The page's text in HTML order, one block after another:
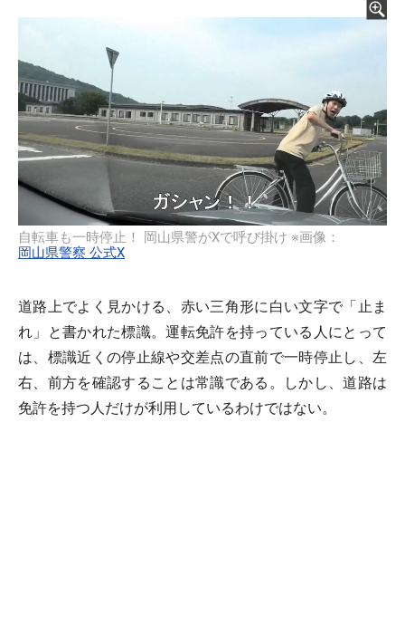
自転車も一時停止！ 岡山県警がXで呼び掛け ※画像：
岡山県警察 公式X
道路上でよく見かける、赤い三角形に白い文字で「止ま
れ」と書かれた標識。運転免許を持っている人にとって
は、標識近くの停止線や交差点の直前で一時停止し、左
右、前方を確認することは常識である。しかし、道路は
免許を持つ人だけが利用しているわけではない。